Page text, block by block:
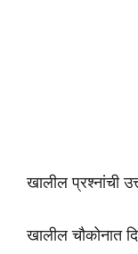
खालील प्रश्नांची
खालील चौकोनात